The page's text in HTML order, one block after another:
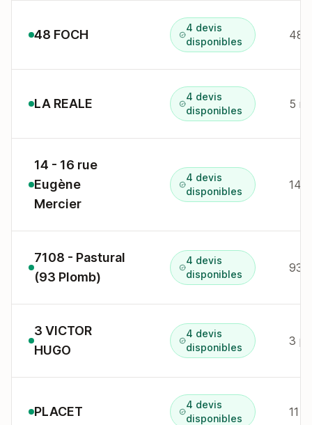
48 FOCH
4 devis
disponibles
48
LA REALE
4 devis
disponibles
5 r
14 - 16 rue
Eugène
Mercier
4 devis
disponibles
14 r
7108 - Pastural
(93 Plomb)
4 devis
disponibles
93 r
3 VICTOR
HUGO
4 devis
disponibles
3 pl
PLACET
4 devis
disponibles
11 r